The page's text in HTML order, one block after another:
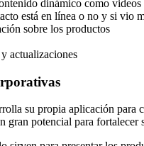
dinámico como videos
está en línea o no y si vio
sobre los productos
actualizaciones
su propia aplicación para
gran potencial para fortalecer